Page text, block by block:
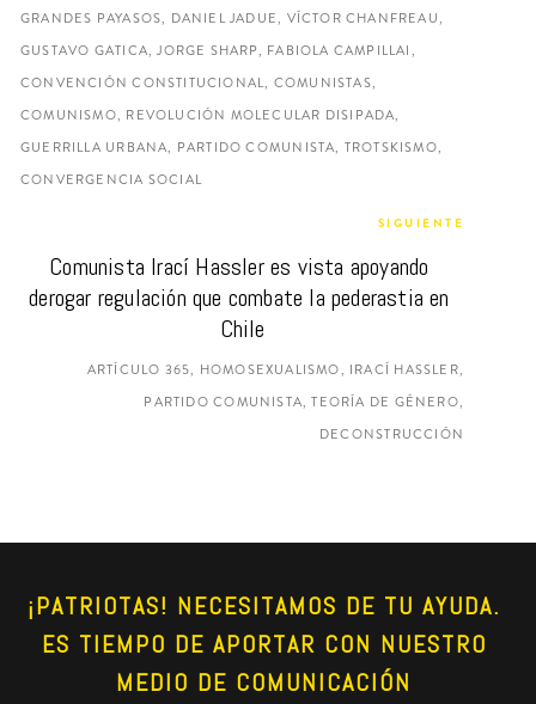
GRANDES PAYASOS, DANIEL JADUE, VÍCTOR CHANFREAU,
GUSTAVO GATICA, JORGE SHARP, FABIOLA CAMPILLAI,
CONVENCIÓN CONSTITUCIONAL, COMUNISTAS,
COMUNISMO, REVOLUCIÓN MOLECULAR DISIPADA,
GUERRILLA URBANA, PARTIDO COMUNISTA, TROTSKISMO,
CONVERGENCIA SOCIAL
SIGUIENTE
Comunista Irací Hassler es vista apoyando
derogar regulación que combate la pederastia en
Chile
ARTÍCULO 365, HOMOSEXUALISMO, IRACÍ HASSLER,
PARTIDO COMUNISTA, TEORÍA DE GÉNERO,
DECONSTRUCCIÓN
¡PATRIOTAS! NECESITAMOS DE TU AYUDA.
ES TIEMPO DE APORTAR CON NUESTRO
MEDIO DE COMUNICACIÓN